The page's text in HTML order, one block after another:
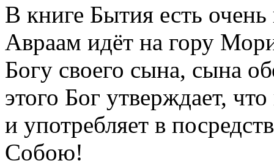
В книге Бытия есть
Авраам идёт на гору
Богу своего сына, сына
этого Бог утверждает,
и употребляет в
Собою!